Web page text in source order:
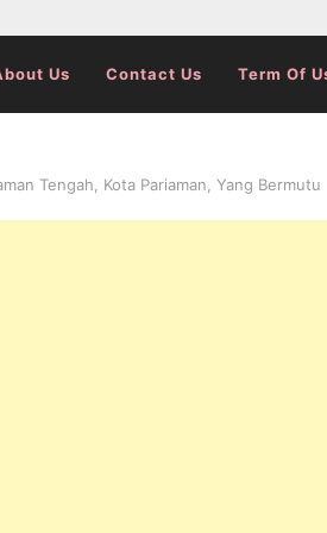
Us Contact Us Term Of
Tengah, Kota Pariaman, Yang Bermutu